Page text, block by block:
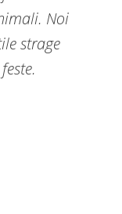
Noi
strage